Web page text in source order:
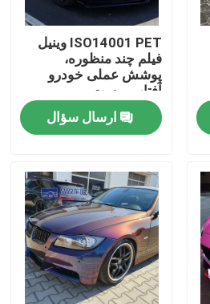
ISO14001 PET وینیل
فیلم چند منظوره،
پوشش عملی خودرو
آفتاب پرست
ارسال سؤال